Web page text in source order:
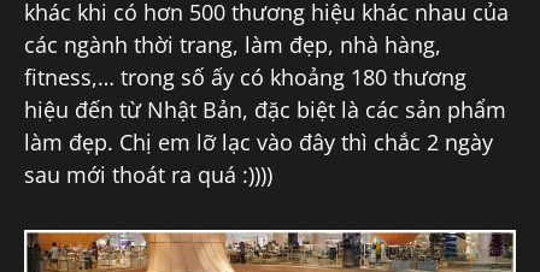
khác khi có hơn 500 thương hiệu khác nhau của
các ngành thời trang, làm đẹp, nhà hàng,
fitness,… trong số ấy có khoảng 180 thương
hiệu đến từ Nhật Bản, đặc biệt là các sản phẩm
làm đẹp. Chị em lỡ lạc vào đây thì chắc 2 ngày
sau mới thoát ra quá :))))